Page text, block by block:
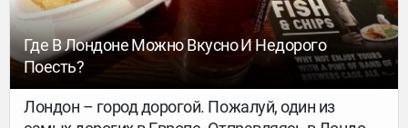
Где В Лондоне Можно Вкусно И Недорого
Поесть?
Лондон – город дорогой. Пожалуй, один из